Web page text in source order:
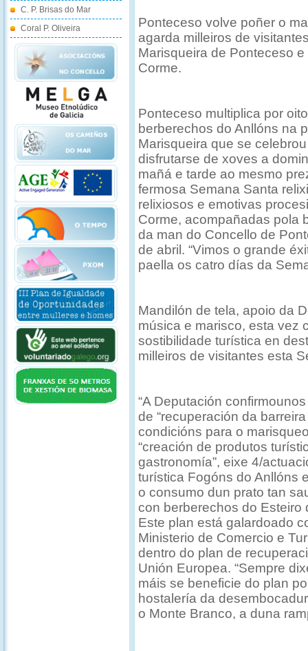
C. P. Brisas do Mar
Coral P. Oliveira
Ponteceso volve poñer o
agarda milleiros de
Marisqueira de Ponteceso
Corme.
Ponteceso multiplica por
berberechos do Anllóns na
Marisqueira que se
disfrutarse de xoves a
mañá e tarde ao mesmo
fermosa Semana Santa
relixiosos e emotivas
Corme, acompañadas pola
da man do Concello de
de abril. “Vimos o grande
paella os catro días da
Mandilón de tela, apoio da
música e marisco, esta vez
sostibilidade turística en
milleiros de visitantes esta
“A Deputación
de “recuperación da
condicións para o
“creación de produtos
gastronomía”, eixe 4/
turística Fogóns do Anllóns
o consumo dun prato tan
con berberechos do Esteiro
Este plan está galardoado
Ministerio de Comercio e
dentro do plan de
Unión Europea. “Sempre
máis se beneficie do plan
hostalería da
o Monte Branco, a duna